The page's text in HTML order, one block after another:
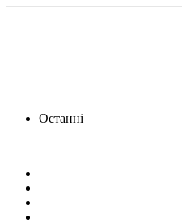
Останні